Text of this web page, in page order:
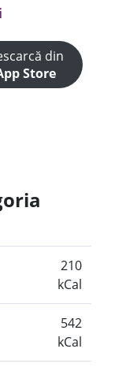
din
Store
210
kCal
542
kCal